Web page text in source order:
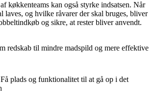
køkkenteams kan også styrke indsatsen. Når
laves, og hvilke råvarer der skal bruges, bliver
og sikre, at rester bliver anvendt.
redskab til mindre madspild og mere effektive
plads og funktionalitet til at gå op i det